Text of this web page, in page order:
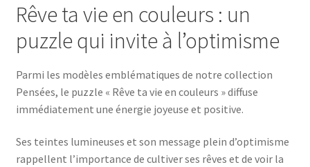
Rêve ta vie en couleurs : un
puzzle qui invite à l’optimisme
Parmi les modèles emblématiques de notre collection
Pensées, le puzzle « Rêve ta vie en couleurs » diffuse
immédiatement une énergie joyeuse et positive.
Ses teintes lumineuses et son message plein d’optimisme
rappellent l’importance de cultiver ses rêves et de voir la